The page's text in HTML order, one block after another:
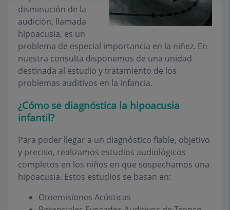
disminución de la
audición, llamada
hipoacusia, es un
problema de especial importancia en la niñez. En
nuestra consulta disponemos de una unidad
destinada al estudio y tratamiento de los
problemas auditivos en la infancia.
¿Cómo se diagnóstica la hipoacusia
infantil?
Para poder llegar a un diagnóstico fiable, objetivo
y preciso, realizamos estudios audiológicos
completos en los niños en que sospechamos una
hipoacusia. Estos estudios se basan en:
Otoemisiones Acústicas